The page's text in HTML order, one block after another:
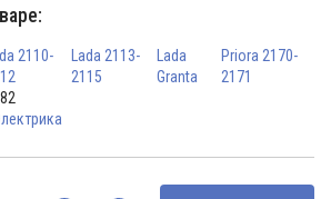
2110-
Lada 2113-
2115
Lada
Granta
Priora 2170-
2171